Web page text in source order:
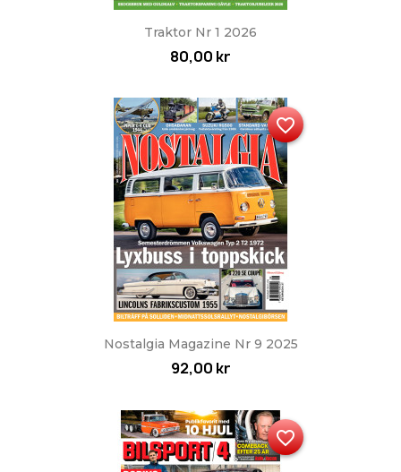
Traktor Nr 1 2026
80,00 kr
Nostalgia Magazine Nr 9 2025
92,00 kr
favorite_border
favorite_border